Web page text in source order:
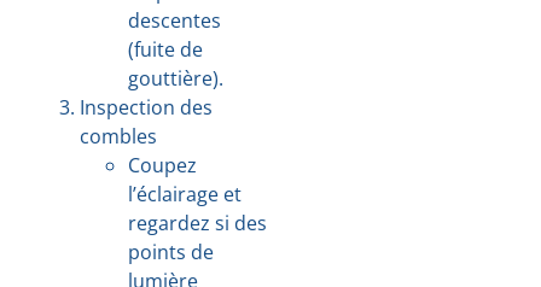
descentes
(fuite de
gouttière).
Inspection des
combles
Coupez
l’éclairage et
regardez si des
points de
lumière